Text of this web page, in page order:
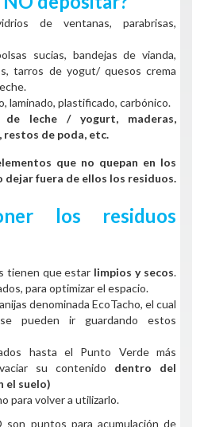
de ventanas, parabrisas,
sucias, bandejas de vianda,
tarros de yogut/ quesos crema
laminado, plastificado, carbónico.
de leche / yogurt, maderas,
restos de poda, etc.
que no quepan en los
fuera de ellos los residuos.
los residuos
tienen que estar limpios y secos.
para optimizar el espacio.
denominada EcoTacho, el cual
pueden ir guardando estos
hasta el Punto Verde más
su contenido dentro
del
el suelo)
para volver a utilizarlo.
son puntos para acumulación de